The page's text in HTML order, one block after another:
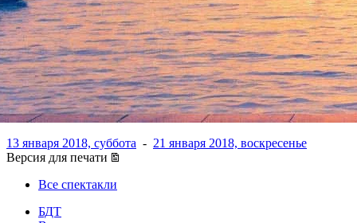
Петербуржцы увидят
спектакль режиссера Цирка
дю Солей и закрытия
олимпиады в Сочи
13 января 2018, суббота - 21 января 2018, воскресенье
Версия для печати
Все спектакли
БДТ